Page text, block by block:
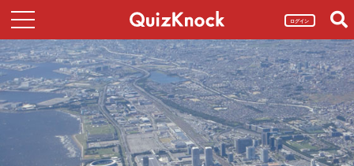
ログイン